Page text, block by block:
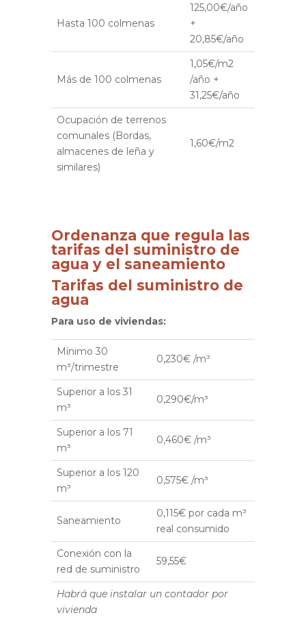
Hasta 100 colmenas
125,00€/año
+
20,85€/año
Más de 100 colmenas
1,05€/m2
/año +
31,25€/año
Ocupación de terrenos
comunales (Bordas,
almacenes de leña y
similares)
1,60€/m2
Ordenanza que regula las
tarifas del suministro de
agua y el saneamiento
Tarifas del suministro de
agua
Para uso de viviendas:
Mínimo 30
m³/trimestre
0,230€ /m³
Superior a los 31
m³
0,290€/m³
Superior a los 71
m³
0,460€ /m³
Superior a los 120
m³
0,575€ /m³
Saneamiento
0,115€ por cada m³
real consumido
Conexión con la
red de suministro
59,55€
Habrá que instalar un contador por
vivienda